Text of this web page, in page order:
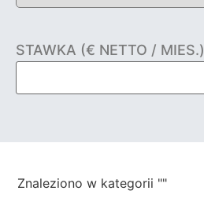
STAWKA (€ NETTO / MIES.)
Znalezionow kategorii ""